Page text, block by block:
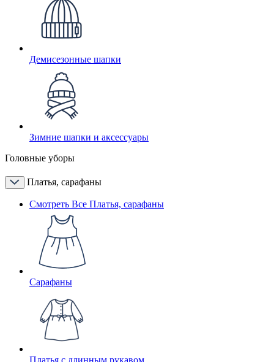
Демисезонные шапки
Зимние шапки и аксессуары
Головные уборы
Платья, сарафаны
Смотреть Все Платья, сарафаны
Сарафаны
Платья с длинным рукавом